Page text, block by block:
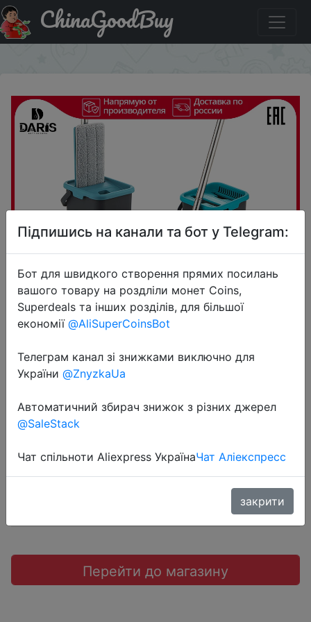
Купити по знижці $6.55/6.56 SDARISB Спрей швабра
ChinaGoodBuy
2021-01-19
$6.55
Перейти до магазину
Підпишись на канали та бот у Telegram:
Бот для швидкого створення прямих посилань
вашого товару на роздліли монет Coins,
Superdeals та інших розділів, для більшої
економії @AliSuperCoinsBot
Телеграм канал зі знижками виключно для
України @ZnyzkaUa
Автоматичний збирач знижок з різних джерел
@SaleStack
Чат спільноти Aliexpress УкраїнаЧат Аліекспресс
закрити